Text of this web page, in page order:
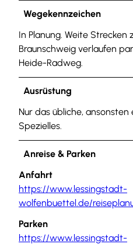
Wegekennzeichen
In Planung. Weite
Braunschweig verlaufen
Heide-Radweg.
Ausrüstung
Nur das übliche,
Spezielles.
Anreise & Parken
Anfahrt
https://www.lessingstadt-
wolfenbuettel.de/
Parken
https://www.lessingstadt-